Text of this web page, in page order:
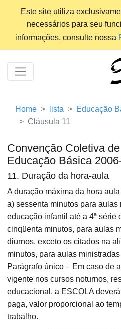
Este site utiliza
necessários para seu
informações, consulte nossa
Home lista Educação
Cláusula 11
Convenção Coletiva
Educação Básica
11. Duração da hora-aula
A duração máxima da hora
a) sessenta minutos para
educação infantil até a 4ª série
cinqüenta minutos, para aulas
diurnos, exceto os citados na
minutos, para aulas
Parágrafo único – Em caso de
vigente nos cursos noturnos,
educacional, a ESCOLA
paga, valor proporcional ao
trabalho.